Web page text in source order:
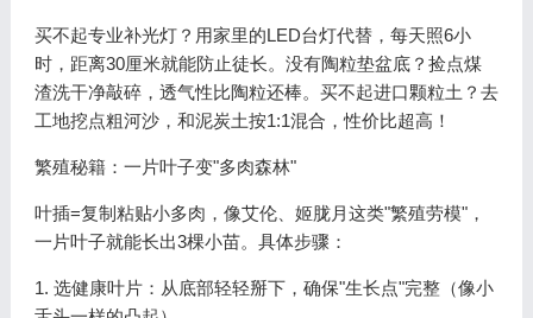
买不起专业补光灯？用家里的LED台灯代替，每天照6小
时，距离30厘米就能防止徒长。没有陶粒垫盆底？捡点煤
渣洗干净敲碎，透气性比陶粒还棒。买不起进口颗粒土？去
工地挖点粗河沙，和泥炭土按1:1混合，性价比超高！
繁殖秘籍：一片叶子变"多肉森林"
叶插=复制粘贴小多肉，像艾伦、姬胧月这类"繁殖劳模"，
一片叶子就能长出3棵小苗。具体步骤：
1. 选健康叶片：从底部轻轻掰下，确保"生长点"完整（像小